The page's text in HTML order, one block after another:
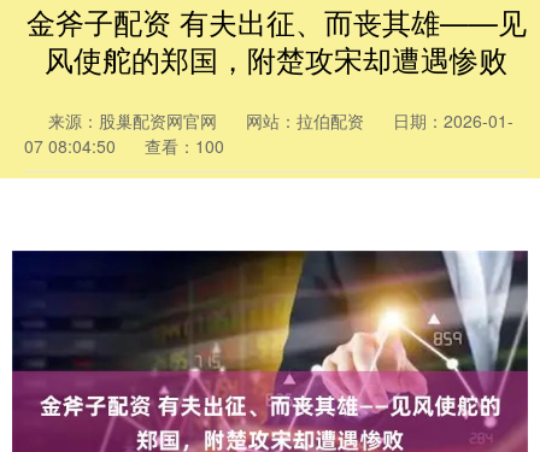
金斧子配资 有夫出征、而丧其雄——见
风使舵的郑国，附楚攻宋却遭遇惨败
来源：股巢配资网官网 网站：拉伯配资
日期：2026-01-
07 08:04:50
查看：100